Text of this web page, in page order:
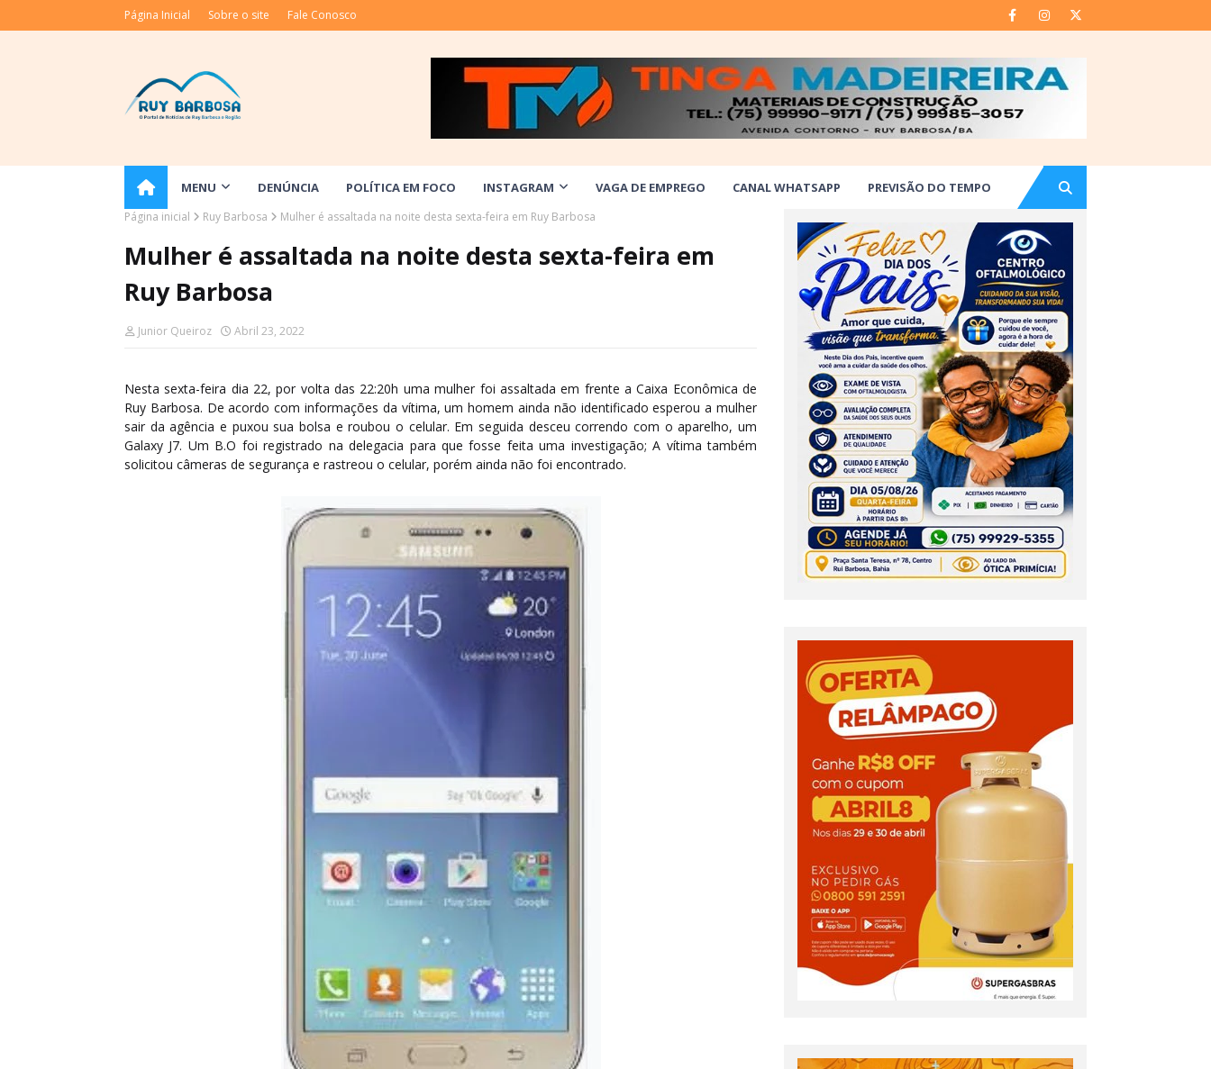
Página Inicial Sobre o site Fale Conosco
MENU DENÚNCIA POLÍTICA EM FOCO INSTAGRAM VAGA DE EMPREGO CANAL WHATSAPP PREVISÃO DO TEMPO
Página inicial Ruy Barbosa Mulher é assaltada na noite desta sexta-feira em Ruy Barbosa
Mulher é assaltada na noite desta sexta-feira em
Ruy Barbosa
Junior Queiroz Abril 23, 2022
Nesta sexta-feira dia 22, por volta das 22:20h uma mulher foi assaltada em frente a Caixa Econômica de
Ruy Barbosa. De acordo com informações da vítima, um homem ainda não identificado esperou a mulher
sair da agência e puxou sua bolsa e roubou o celular. Em seguida desceu correndo com o aparelho, um
Galaxy J7. Um B.O foi registrado na delegacia para que fosse feita uma investigação; A vítima também
solicitou câmeras de segurança e rastreou o celular, porém ainda não foi encontrado.